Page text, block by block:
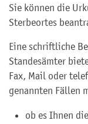
Sie können die
Sterbeortes
Eine schriftliche
Standesämter
Fax, Mail oder
genannten Fällen
ob es Ihnen